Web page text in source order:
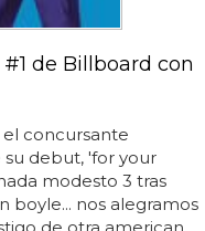
de Billboard con
el concursante
su debut, 'for your
modesto 3 tras
boyle... nos alegramos
de otra american